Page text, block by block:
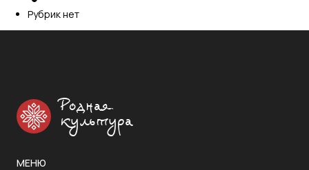
Рубрик нет
Родная
культура
МЕНЮ